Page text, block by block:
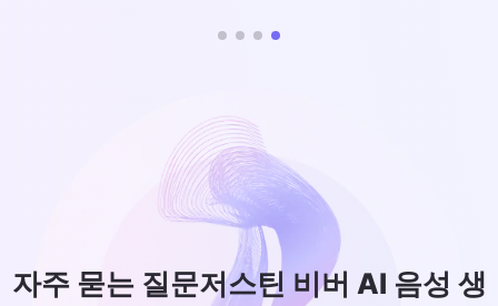
자주 묻는 질문저스틴 비버 AI 음성 생